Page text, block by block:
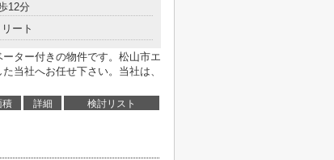
12分
ート
ター付きの物件です。松山市エ
当社へお任せ下さい。当社は、
積 詳細 検討リスト